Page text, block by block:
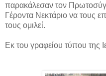
παρακάλεσαν τον
Γέροντα Νεκτάριο να τους
τους ομιλεί.
Εκ του γραφείου τύπου της